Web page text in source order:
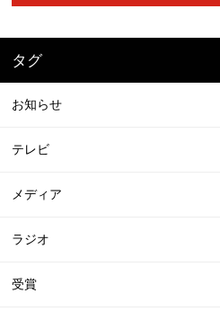
タグ
お知らせ
テレビ
メディア
ラジオ
受賞